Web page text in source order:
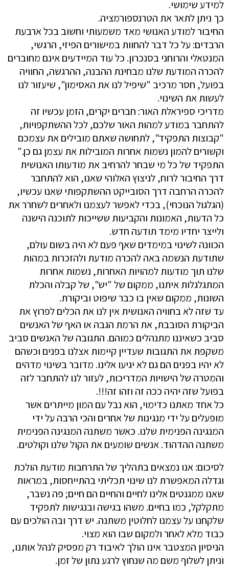
למידע שימושי.
כך ניתן לתאר את הטרנספורמציה.
החיבור למודע האנושי מאד משמעותי וחשוב בכל ארבעת
הרבדים: על כל דבר להחוות במישורים הפיזי, הרגשי,
המנטאלי והרוחני בסנכרון. כל עוד המיידעים אינם מחוברים
להכרה המודעת שלנו מבחינת ההבנה, ההרגשה, החוויה
בפועל, חסר מרכיב "שיפיל לנו את האסימון", שיעזור לנו
לעשות את השינוי.
מדריכי ספיראלת האור: חברים יקרים, הזמן עכשיו זה
להתחבר במודע למהות האור שלכם, לכל ההשתקפויות,
"קבוצות התפקיד", לתחושה שאתם מובילים את עצמכם
וקשורים להמון נשמות אחרות המובילות את עצמן גם כן."
התפקיד של כל מי שבחר להרחיב את מודעותו האנושית
דרך החיבור לרוח, לניצוץ האלוהי שאנו, הוא להתחבר
להכרה הרחבה דרך הסובייקט ההשתקפותי שאנו עכשיו,
(הגלגול הנוכחי), בכדי לאפשר לעצמנו ולאחרים לשחרר את
כל הדעות, האמונות והקביעות ששייכות לתוכנה הישנה
ולייצר יחדיו מימד תודעה חדש.
הכוונה לשינוי במימדים שאף פעם לא היה בשום עולם,
שתודעת הנשמה באה להכרה מודעת ולהזכרות במהות
שלנו תוך מודעות למהויות האחרות, נשמות אחרות
המתגלגלות איתנו, ממקום של "יש", של קבלה והכלת
השונות, ממקום שאין בו כבר שיפוט וביקורת.
עד שזה לא בחוויה האנושית אין לנו את הכלים לפרוץ את
הביקורת הסובבת, את הרמת הגבה או האף של האנשים
סביב כשאיננו מתנהלים כמוהם. התגובה של האנשים סביב
משקפת את התגובות שעדיין קיימות אצלנו בפנים וכשהם
לא יהיו בפנים הם גם לא יגיעו אלינו. מדובר בשינוי מדהים
והמטרה של הישויות המדריכות, לעזור לנו להתחבר לזה
בפועל שזה יהיה ככה זה וזהו זה!!!.
כל אחד מאתנו כדימוי, הוא נבל עם המון מייתרים אשר
מופעלים על ידי מנגינות של אחרים והכי הרבה על ידי
המנגינה הפנימית שלנו. כאשר משתנה המנגינה הפנימית
משתנה ההדהוד. אנשים שומעים את הקול שלנו וקולטים.
לסיכום: אנו נמצאים בתהליך של התרחבות מודעת הולכת
וגדלה המאפשרת לנו שינוי תכליתי בהתייחסות, במראות
שאנו ממגנטים אלינו לחיים והחיים הם חיים; פה נשבר,
מתקלקל, כמו בחיים. משהו בגישה ובנגישות לתפקיד
שלקחנו על עצמנו לחלוטין משתנה. יש דרך ובה הולכים עם
כבוד מלא לאחר ולמקום שבו הוא מצוי.
הניסיון המצטבר אינו הולך לאיבוד רק מפסיק לנהל אותנו,
וניתן לשלוף משם מה שנחוץ לרגע נתון של זמן.